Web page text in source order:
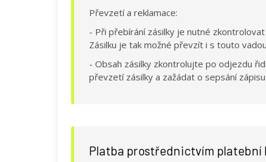
Převzetí a reklamace:
- Při přebírání zásilky je nutné
Zásilku je tak možné převzít i s touto
- Obsah zásilky zkontrolujte po odjezdu
převzetí zásilky a zažádat o sepsání
Platba prostřednictvím platební